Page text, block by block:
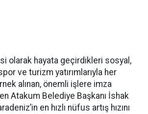
olarak hayata geçirdikleri sosyal,
ve turizm yatırımlarıyla her
alınan, önemli işlere imza
Atakum Belediye Başkanı İshak
en hızlı nüfus artış hızını